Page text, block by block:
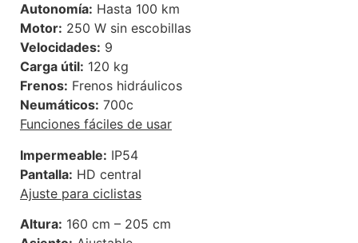
Autonomía: Hasta 100 km
Motor: 250 W sin escobillas
Velocidades: 9
Carga útil: 120 kg
Frenos: Frenos hidráulicos
Neumáticos: 700c
Funciones fáciles de usar
Impermeable: IP54
Pantalla: HD central
Ajuste para ciclistas
Altura: 160 cm – 205 cm